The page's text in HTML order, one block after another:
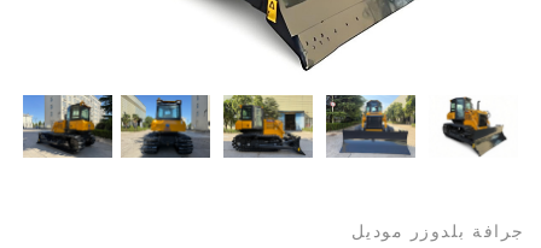
جرافة بلدوزر موديل